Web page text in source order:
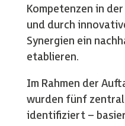
Kompetenzen in
und durch
Synergien ein
etablieren.
Im Rahmen der
wurden fünf
identifiziert –